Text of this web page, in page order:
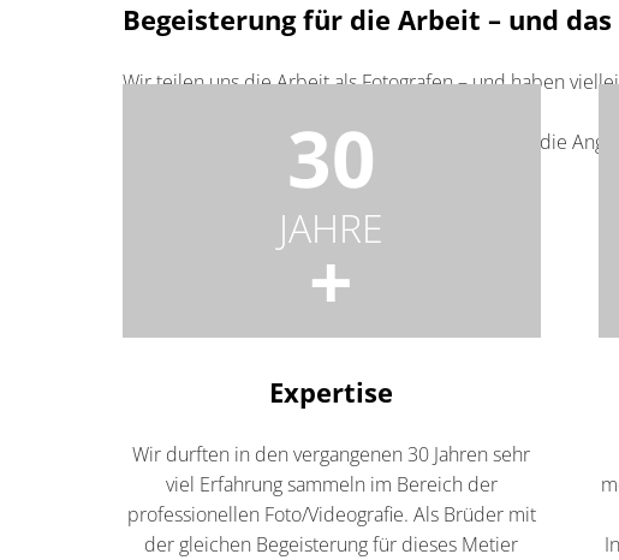
Begeisterung für die Arbeit – und
Wir teilen uns die Arbeit als Fotografen – und haben
Lasst euch von uns begeistern, wir nehmen euch die
30
JAHRE
+
Expertise
Wir durften in den vergangenen 30 Jahren sehr
viel Erfahrung sammeln im Bereich der
professionellen Foto/Videografie. Als Brüder mit
der gleichen Begeisterung für dieses Metier